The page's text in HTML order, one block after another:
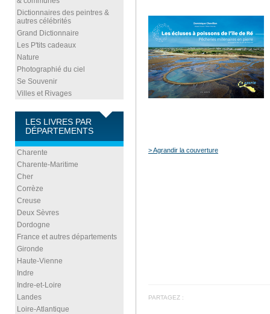
Dictionnaires des peintres &
autres célébrités
Grand Dictionnaire
Les P'tits cadeaux
Nature
Photographié du ciel
Se Souvenir
Villes et Rivages
LES LIVRES PAR
DÉPARTEMENTS
Charente
Charente-Maritime
Cher
Corrèze
Creuse
Deux Sèvres
Dordogne
France et autres départements
Gironde
Haute-Vienne
Indre
Indre-et-Loire
Landes
Loire-Atlantique
> Agrandir la couverture
PARTAGEZ :